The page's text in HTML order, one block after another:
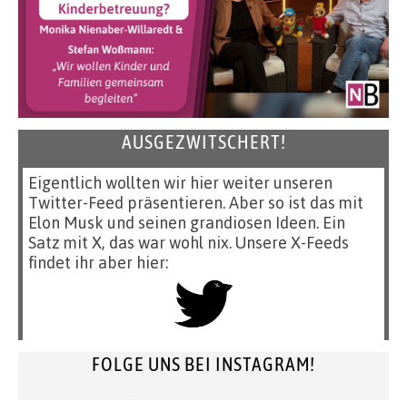
AUSGEZWITSCHERT!
Eigentlich wollten wir hier weiter unseren
Twitter-Feed präsentieren. Aber so ist das mit
Elon Musk und seinen grandiosen Ideen. Ein
Satz mit X, das war wohl nix. Unsere X-Feeds
findet ihr aber hier:
FOLGE UNS BEI INSTAGRAM!